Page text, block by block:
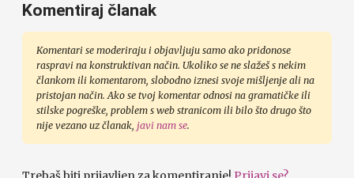
Komentiraj članak
Komentari se moderiraju i objavljuju samo ako pridonose
raspravi na konstruktivan način. Ukoliko se ne slažeš s nekim
člankom ili komentarom, slobodno iznesi svoje mišljenje ali na
pristojan način. Ako se tvoj komentar odnosi na gramatičke ili
stilske pogreške, problem s web stranicom ili bilo što drugo što
nije vezano uz članak, javi nam se.